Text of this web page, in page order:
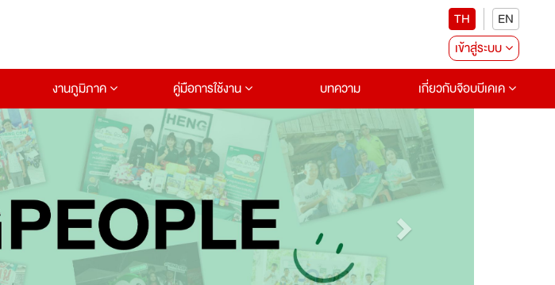
TH
EN
เข้าสู่ระบบ
งานภูมิภาค คู่มือการใช้งาน บทความ เกี่ยวกับจ๊อบบีเคเค
Next